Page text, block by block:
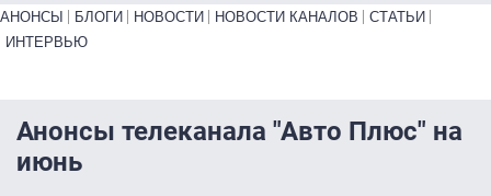
Primary links bottom
АНОНСЫ БЛОГИ НОВОСТИ НОВОСТИ КАНАЛОВ
СТАТЬИ
ИНТЕРВЬЮ
Анонсы телеканала "Авто Плюс" на
июнь